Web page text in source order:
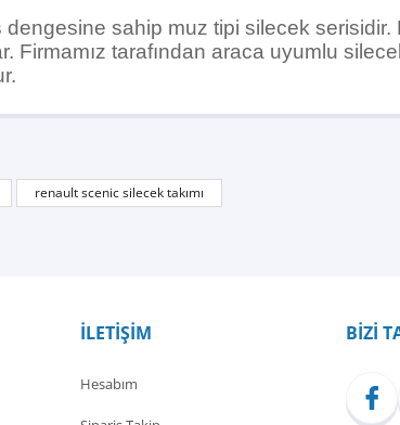
sahip muz tipi silecek
Firmamız tarafından araca uyumlu
Bu ürüne ilk yorumu siz yapın!
renault scenic silecek takımı
İLETİŞİM
Hesabım
BİZİ